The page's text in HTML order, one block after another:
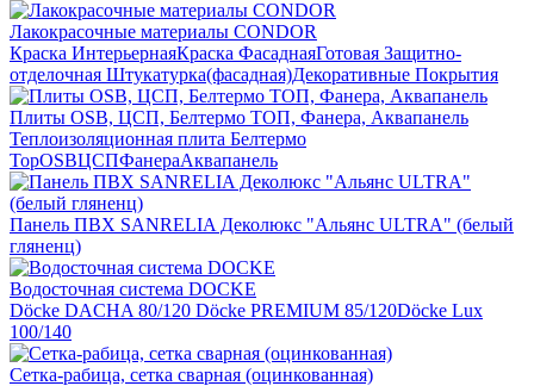
Лакокрасочные материалы CONDOR
Краска ИнтерьернаяКраска ФасаднаяГотовая Защитно-
отделочная Штукатурка(фасадная)Декоративные Покрытия
Плиты OSB, ЦСП, Белтермо ТОП, Фанера, Аквапанель
Теплоизоляционная плита Белтермо
TopOSBЦСПФанераАквапанель
Панель ПВХ SANRELIA Деколюкс "Альянс ULTRA" (белый
гляненц)
Водосточная система DOCKE
Döсkе DACHA 80/120 Döcke PREMIUM 85/120Döсkе Luх
100/140
Сетка-рабица, сетка сварная (оцинкованная)